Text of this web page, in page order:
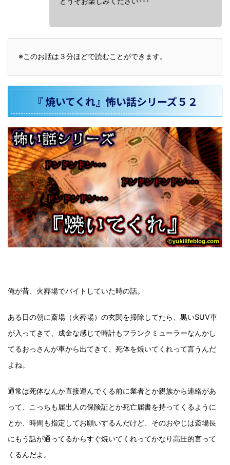
※このお話は３分ほどで読むことができます。
『 焼いてくれ』怖い話シリーズ５２
俺が昔、火葬場でバイトしていた時の話。
ある日の朝に斎場（火葬場）の玄関を掃除してたら、黒いSUV車
が入ってきて、成金な感じで時計もフランクミューラーなんかし
てるおっさんが車から出てきて、死体を焼いてくれって言うんだ
よね。
通常は死体なんか直接運んでくる前に業者とか親族から連絡があ
って、こっちも届出人の保険証とか死亡届書を持ってくるように
とか、時間も指定してお願いするんだけど、そのおやじは斎場長
にもう話が通ってるからすぐ焼いてくれってかなり高圧的言って
くるんだよ。